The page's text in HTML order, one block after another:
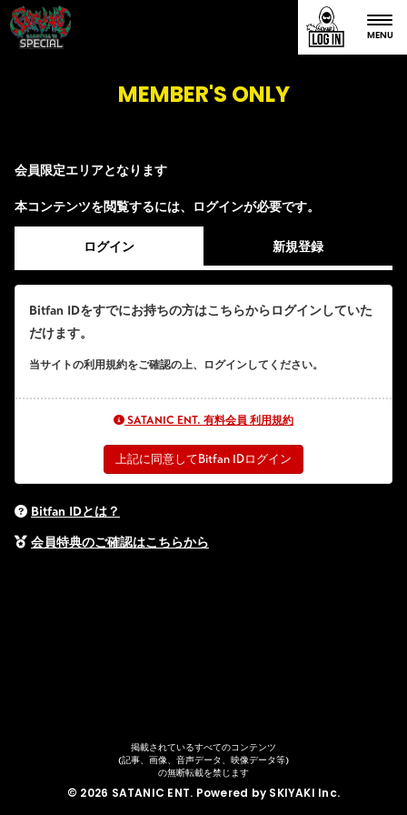
MENU
MEMBER'S ONLY
会員限定エリアとなります
本コンテンツを閲覧するには、ログインが必要です。
ログイン 新規登録
Bitfan IDをすでにお持ちの方はこちらからログインしていた
だけます。
当サイトの利用規約をご確認の上、ログインしてください。
SATANIC ENT. 有料会員 利用規約
上記に同意してBitfan IDログイン
Bitfan IDとは？
会員特典のご確認はこちらから
掲載されているすべてのコンテンツ
(記事、画像、音声データ、映像データ等)
の無断転載を禁じます
© 2026 SATANIC ENT. Powered by SKIYAKI Inc.